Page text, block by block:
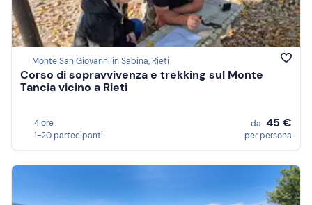
Monte San Giovanni in Sabina, Rieti
Corso di sopravvivenza e trekking sul Monte
Tancia vicino a Rieti
4 ore
1-20 partecipanti
da 45 €
per persona